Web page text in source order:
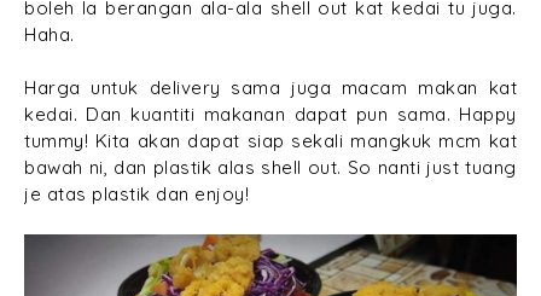
boleh la berangan ala-ala shell out kat kedai tu juga.
Haha.
Harga untuk delivery sama juga macam makan kat
kedai. Dan kuantiti makanan dapat pun sama. Happy
tummy! Kita akan dapat siap sekali mangkuk mcm kat
bawah ni, dan plastik alas shell out. So nanti just tuang
je atas plastik dan enjoy!